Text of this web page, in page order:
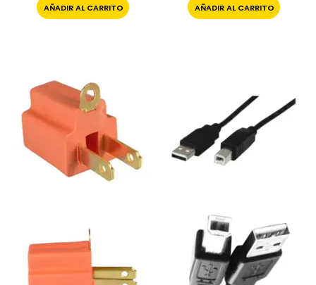
AÑADIR AL CARRITO AÑADIR AL CARRITO